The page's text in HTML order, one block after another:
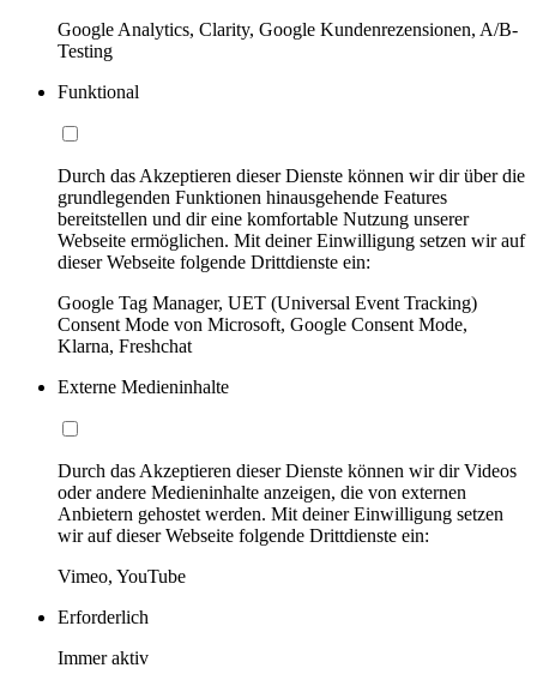
Google Analytics, Clarity, Google Kundenrezensionen, A/B-
Testing
Funktional
Durch das Akzeptieren dieser Dienste können wir dir über die
grundlegenden Funktionen hinausgehende Features
bereitstellen und dir eine komfortable Nutzung unserer
Webseite ermöglichen. Mit deiner Einwilligung setzen wir auf
dieser Webseite folgende Drittdienste ein:
Google Tag Manager, UET (Universal Event Tracking)
Consent Mode von Microsoft, Google Consent Mode,
Klarna, Freshchat
Externe Medieninhalte
Durch das Akzeptieren dieser Dienste können wir dir Videos
oder andere Medieninhalte anzeigen, die von externen
Anbietern gehostet werden. Mit deiner Einwilligung setzen
wir auf dieser Webseite folgende Drittdienste ein:
Vimeo, YouTube
Erforderlich
Immer aktiv